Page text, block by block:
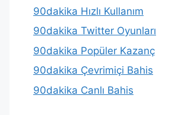
90dakika Hızlı Kullanım
90dakika Twitter Oyunları
90dakika Popüler Kazanç
90dakika Çevrimiçi Bahis
90dakika Canlı Bahis